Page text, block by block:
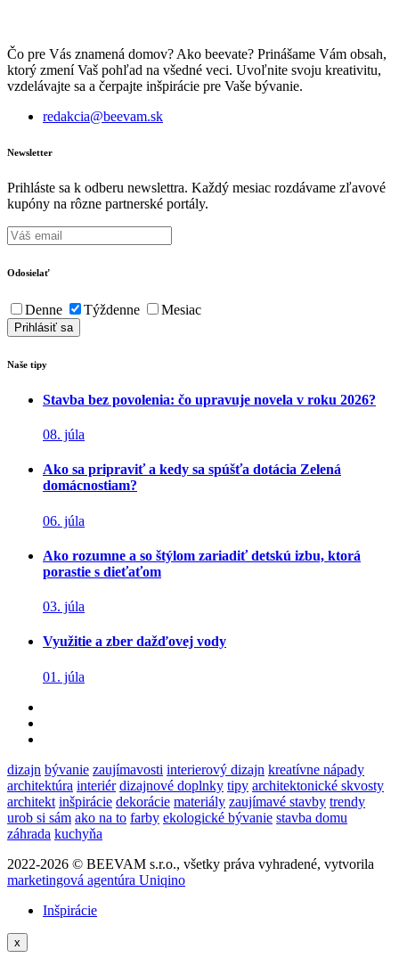
Čo pre Vás znamená domov? Ako beevate? Prinášame Vám obsah,
ktorý zmení Vaš pohľad na všedné veci. Uvoľnite svoju kreativitu,
vzdelávajte sa a čerpajte inšpirácie pre Vaše bývanie.
redakcia@beevam.sk
Newsletter
Prihláste sa k odberu newslettra. Každý mesiac rozdávame zľavové
kupóny na rôzne partnerské portály.
Odosielať
Denne Týždenne Mesiac
Naše tipy
Stavba bez povolenia: čo upravuje novela v roku 2026?
08. júla
Ako sa pripraviť a kedy sa spúšťa dotácia Zelená
domácnostiam?
06. júla
Ako rozumne a so štýlom zariadiť detskú izbu, ktorá
porastie s dieťaťom
03. júla
Využitie a zber dažďovej vody
01. júla
dizajn bývanie zaujímavosti interierový dizajn kreatívne nápady
architektúra interiér dizajnové doplnky tipy architektonické skvosty
architekt inšpirácie dekorácie materiály zaujímavé stavby trendy
urob si sám ako na to farby ekologické bývanie stavba domu
záhrada kuchyňa
2022-2026 © BEEVAM s.r.o., všetky práva vyhradené, vytvorila
marketingová agentúra Uniqino
Inšpirácie
x